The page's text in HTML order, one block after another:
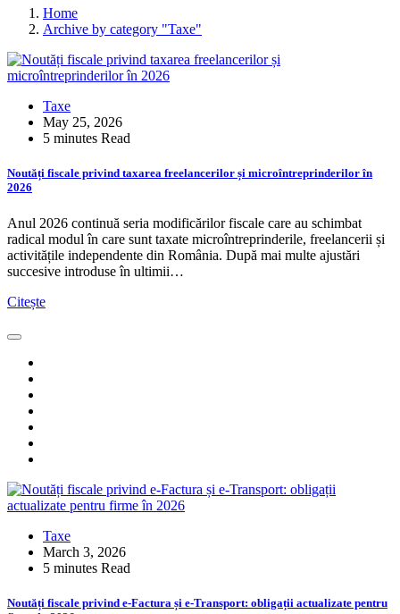
Home
Archive by category "Taxe"
Taxe
May 25, 2026
5 minutes Read
Noutăți fiscale privind taxarea freelancerilor și microîntreprinderilor în
2026
Anul 2026 continuă seria modificărilor fiscale care au schimbat
radical modul în care sunt taxate microîntreprinderile, freelancerii și
activitățile independente din România. După mai multe ajustări
succesive introduse în ultimii…
Citește
Taxe
March 3, 2026
5 minutes Read
Noutăți fiscale privind e-Factura și e-Transport: obligații actualizate pentru